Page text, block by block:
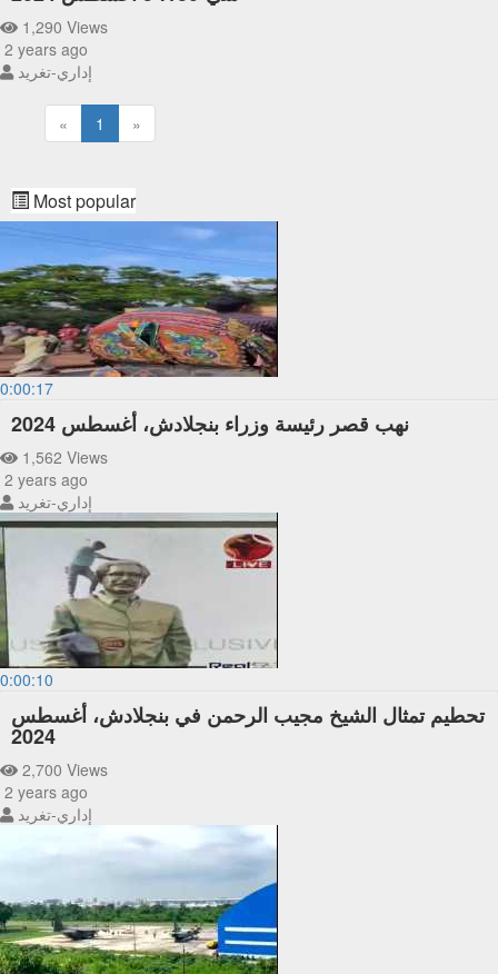
1,290 Views
2 years ago
إداري-تغريد
« 1 »
Most popular
0:00:17
نهب قصر رئيسة وزراء بنجلادش، أغسطس 2024
1,562 Views
2 years ago
إداري-تغريد
0:00:10
تحطيم تمثال الشيخ مجيب الرحمن في بنجلادش، أغسطس
2024
2,700 Views
2 years ago
إداري-تغريد